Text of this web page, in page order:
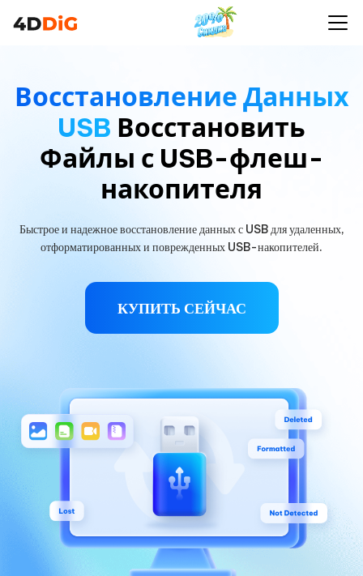
Восстановление Данных
USB Восстановить
Файлы с USB-флеш-
накопителя
Быстрое и надежное восстановление данных с USB для удаленных,
отформатированных и поврежденных USB-накопителей.
КУПИТЬ СЕЙЧАС